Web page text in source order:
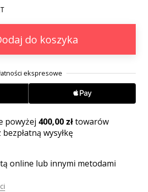
do koszyka
powyżej 400,00 złtowarów
wysyłkę
online lub innymi metodami